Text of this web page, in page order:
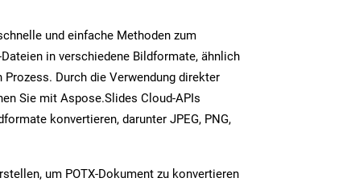
und einfache Methoden zum
in verschiedene Bildformate, ähnlich
Durch die Verwendung direkter
Sie mit Aspose.Slides Cloud-APIs
konvertieren, darunter JPEG, PNG,
um POTX-Dokument zu konvertieren